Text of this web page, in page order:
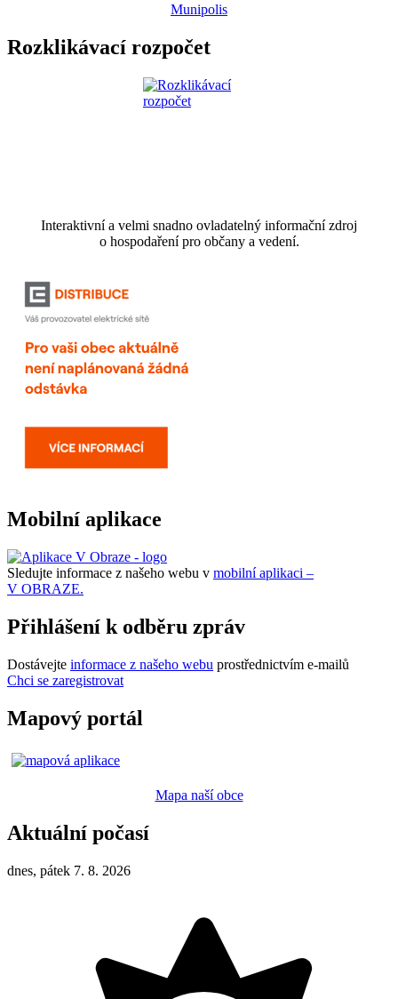
Munipolis
Rozklikávací rozpočet
Interaktivní a velmi snadno ovladatelný informační zdroj
o hospodaření pro občany a vedení.
Mobilní aplikace
Sledujte informace z našeho webu v mobilní aplikaci –
V OBRAZE.
Přihlášení k odběru zpráv
Dostávejte informace z našeho webu prostřednictvím e-mailů
Chci se zaregistrovat
Mapový portál
Mapa naší obce
Aktuální počasí
dnes, pátek 7. 8. 2026